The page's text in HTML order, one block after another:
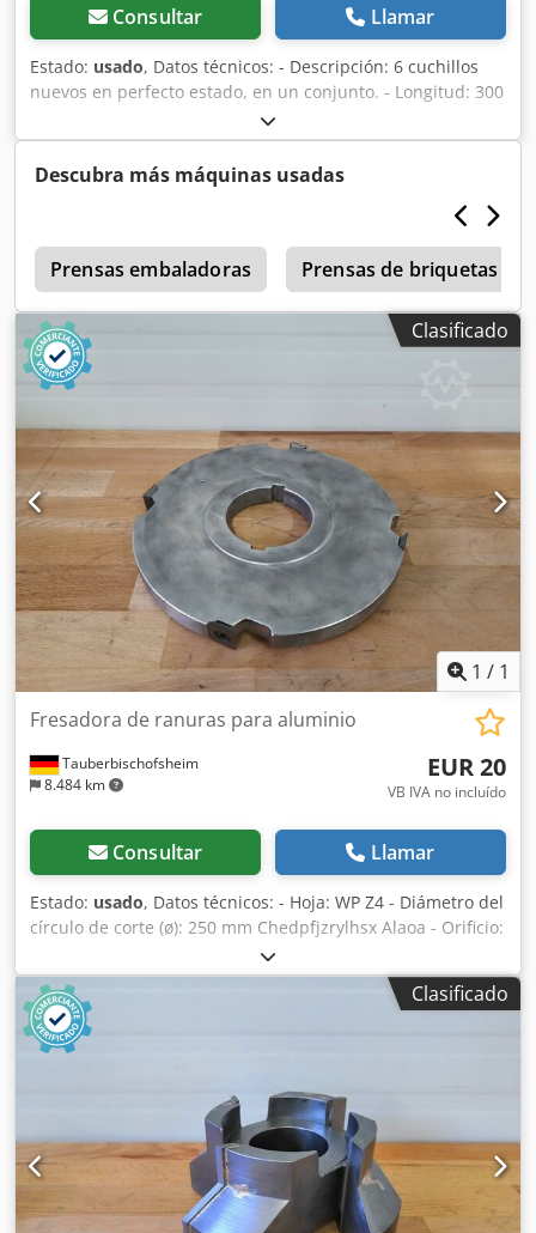
Consultar Llamar
Estado: usado, Datos técnicos: - Descripción: 6 cuchillos
nuevos en perfecto estado, en un conjunto. - Longitud: 300
mm - Anchura: 18,4 mm - Grosor: 1 mm Chodpfxozrylns
Alaea
Descubra más máquinas usadas
Prensas embaladoras Prensas de briquetas
Clasificado
1 / 1
Tauberbischofsheim
8.484 km
Fresadora de ranuras para aluminio
EUR 20
VB IVA no incluído
Consultar Llamar
Estado: usado, Datos técnicos: - Hoja: WP Z4 - Diámetro del
círculo de corte (ø): 250 mm Chedpfjzrylhsx Alaoa - Orificio:
80 mm - Longitud: 25 mm - Material: Aluminio
Clasificado